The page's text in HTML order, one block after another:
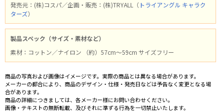
発売元：(株)コスパ／企画・販売：(株)TRYALL（ トライアングル キャラク
ターズ）
製品スペック（サイズ・素材など）
素材：コットン／ナイロン （約）57cm～59cm サイズフリー
商品の写真および画像はイメージです。実際の商品とは異なる場合があります。
メーカーの都合により、商品のデザイン・仕様・発売日などは予告なく変更となる場
合があります。
商品の詳細につきましては、各メーカー様にお問い合わせください。
画像・テキストの無断転載、及びそれに準ずる行為を一切禁止いたします。